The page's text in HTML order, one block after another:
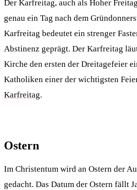
Der Karfreitag, auch als Hoher
genau ein Tag nach dem
Karfreitag bedeutet ein strenger
Abstinenz geprägt. Der Karfreitag
Kirche den ersten der Dreitagefeier
Katholiken einer der wichtigsten
Karfreitag.
Ostern
Im Christentum wird an Ostern der
gedacht. Das Datum der Ostern fällt